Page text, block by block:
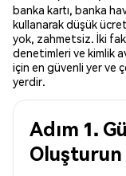
banka kartı, banka
kullanarak düşük
yok, zahmetsiz. İki
denetimleri ve kimlik
için en güvenli yer ve
yerdir.
Adım 1.
Oluşturun